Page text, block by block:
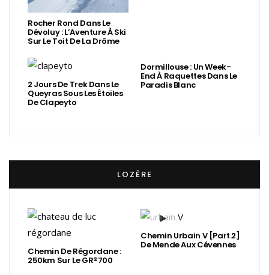
Rocher Rond Dans Le
Dévoluy : L’Aventure À Ski
Sur Le Toit De La Drôme
2 Jours De Trek Dans Le
Queyras Sous Les Étoiles
De Clapeyto
Dormillouse : Un Week-
End À Raquettes Dans Le
Paradis Blanc
LOZÈRE
Chemin De Régordane :
250km Sur Le GR®700
Chemin Urbain V [Part.2]
De Mende Aux Cévennes